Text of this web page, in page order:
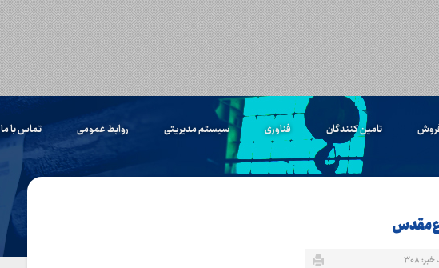
تامین کنندگان فناوری سیستم مدیریتی روابط عمومی تماس با ما
مقدس
۳۰۸